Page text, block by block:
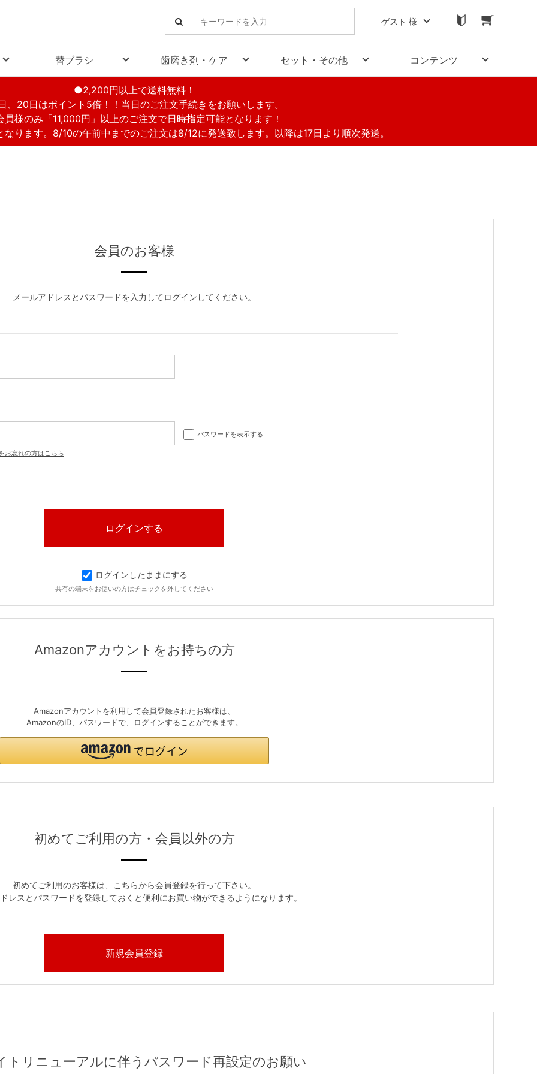
ゲスト 様
替ブラシ 歯磨き剤・ケア セット・その他 コンテンツ
●2,200円以上で送料無料！
、20日はポイント5倍！！当日のご注文手続きをお願いします。
様のみ「11,000円」以上のご注文で日時指定可能となります！
ります。8/10の午前中までのご注文は8/12に発送致します。以降は17日より順次発送。
会員のお客様
メールアドレスとパスワードを入力してログインしてください。
パスワードを表示する
お忘れの方はこちら
ログインしたままにする
共有の端末をお使いの方はチェックを外してください
Amazonアカウントをお持ちの方
Amazonアカウントを利用して会員登録されたお客様は、
AmazonのID、パスワードで、ログインすることができます。
初めてご利用の方・会員以外の方
初めてご利用のお客様は、こちらから会員登録を行って下さい。
レスとパスワードを登録しておくと便利にお買い物ができるようになります。
リニューアルに伴うパスワード再設定のお願い